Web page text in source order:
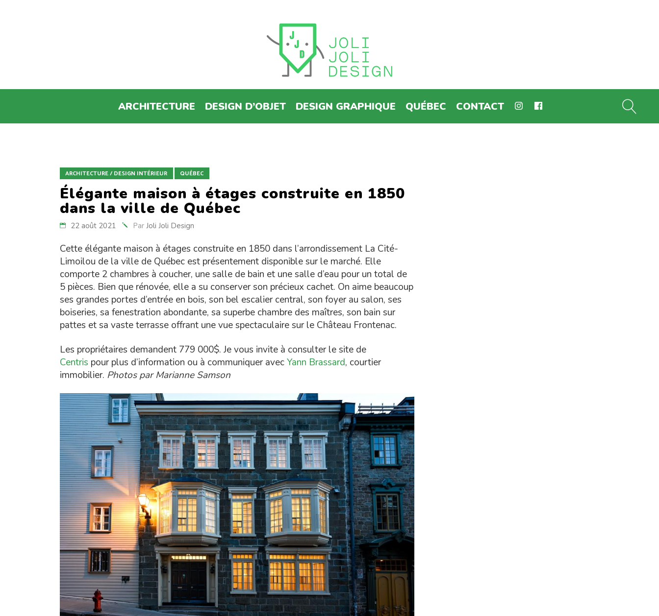
ARCHITECTURE DESIGN D’OBJET DESIGN GRAPHIQUE QUÉBEC CONTACT
ARCHITECTURE / DESIGN INTÉRIEUR QUÉBEC
Élégante maison à étages construite en 1850
dans la ville de Québec
22 août 2021 Par Joli Joli Design
Cette élégante maison à étages construite en 1850 dans l’arrondissement La Cité-
Limoilou de la ville de Québec est présentement disponible sur le marché. Elle
comporte 2 chambres à coucher, une salle de bain et une salle d’eau pour un total de
5 pièces. Bien que rénovée, elle a su conserver son précieux cachet. On aime beaucoup
ses grandes portes d’entrée en bois, son bel escalier central, son foyer au salon, ses
boiseries, sa fenestration abondante, sa superbe chambre des maîtres, son bain sur
pattes et sa vaste terrasse offrant une vue spectaculaire sur le Château Frontenac.
Les propriétaires demandent 779 000$. Je vous invite à consulter le site de
Centris pour plus d’information ou à communiquer avecYann Brassard, courtier
immobilier. Photos par Marianne Samson